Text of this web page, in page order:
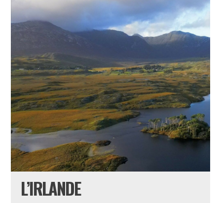
L’IRLANDE